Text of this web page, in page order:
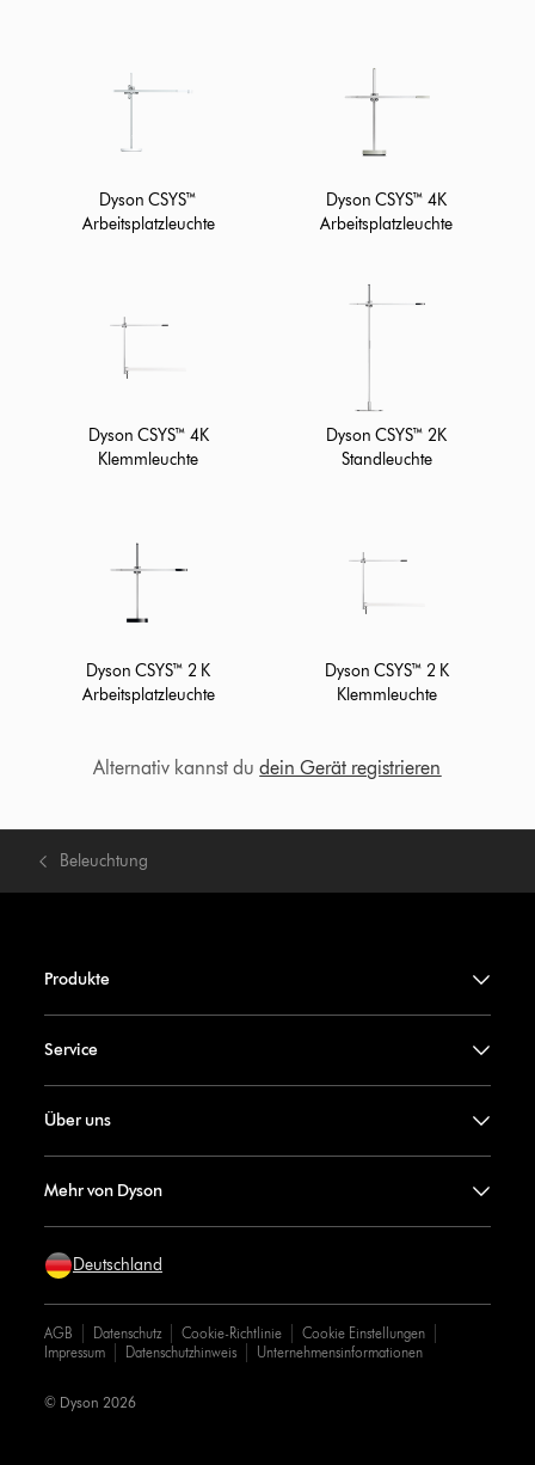
Dyson CSYS™
Arbeitsplatzleuchte
Dyson CSYS™ 4K
Arbeitsplatzleuchte
Dyson CSYS™ 4K
Klemmleuchte
Dyson CSYS™ 2K
Standleuchte
Dyson CSYS™ 2 K
Arbeitsplatzleuchte
Dyson CSYS™ 2 K
Klemmleuchte
Alternativ kannst dudein Gerät registrieren
Beleuchtung
Produkte
Service
Über uns
Mehr von Dyson
Deutschland
AGB Datenschutz Cookie-Richtlinie
Cookie Einstellungen
Impressum
Datenschutzhinweis Unternehmensinformationen
© Dyson 2026